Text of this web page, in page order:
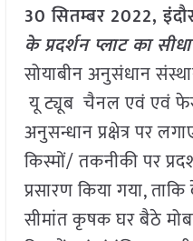
30 सितम्बर 2022,
के प्रदर्शन प्लाट का
सोयाबीन अनुसंधान
यू ट्यूब चैनल एवं एवं
अनुसन्धान प्रक्षेत्र पर
किस्मों/ तकनीकी पर
प्रसारण किया गया,
सीमांत कृषक घर बैठे